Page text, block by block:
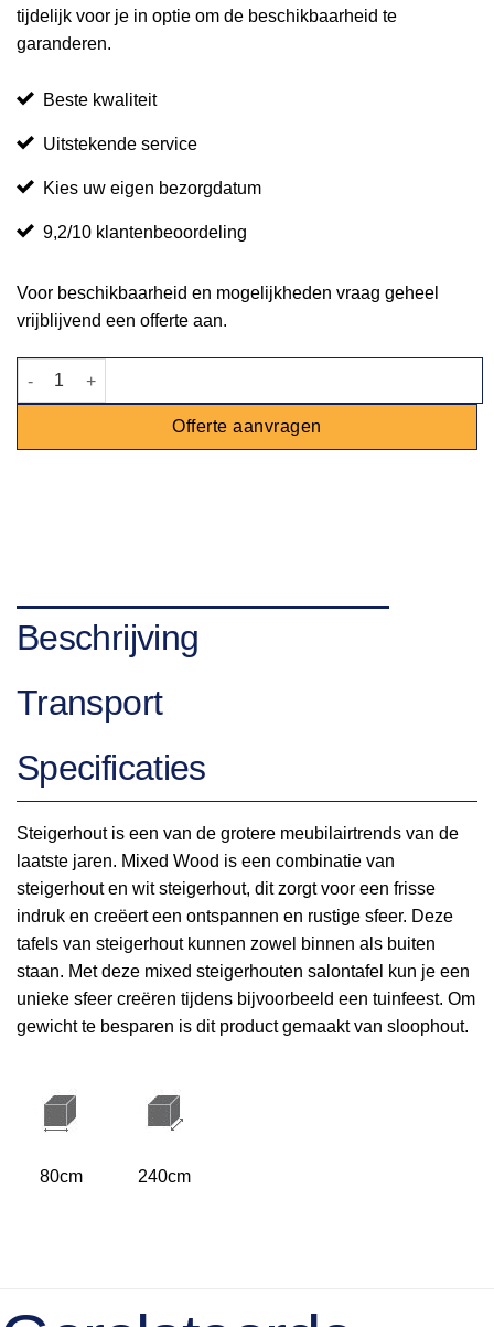
tijdelijk voor je in optie om de beschikbaarheid te
garanderen.
Beste kwaliteit
Uitstekende service
Kies uw eigen bezorgdatum
9,2/10 klantenbeoordeling
Voor beschikbaarheid en mogelijkheden vraag geheel
vrijblijvend een offerte aan.
Salontafel steigerhout mixed 240x80cm aantal
Offerte aanvragen
Beschrijving
Transport
Specificaties
Steigerhout is een van de grotere meubilairtrends van de
laatste jaren. Mixed Wood is een combinatie van
steigerhout en wit steigerhout, dit zorgt voor een frisse
indruk en creëert een ontspannen en rustige sfeer. Deze
tafels van steigerhout kunnen zowel binnen als buiten
staan. Met deze mixed steigerhouten salontafel kun je een
unieke sfeer creëren tijdens bijvoorbeeld een tuinfeest. Om
gewicht te besparen is dit product gemaakt van sloophout.
80cm 240cm